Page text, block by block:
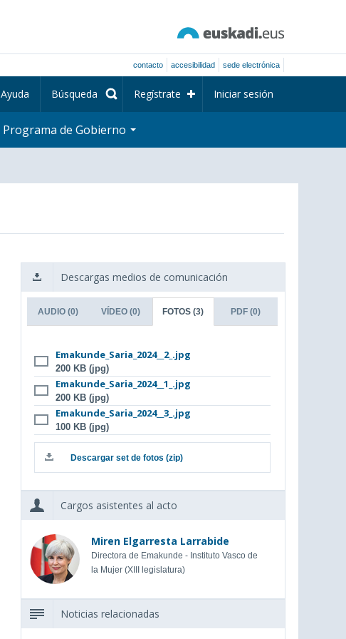
contacto accesibilidad sede electrónica
Ayuda Búsqueda Regístrate Iniciar sesión
Programa de Gobierno
Descargas medios de comunicación
AUDIO(0) VÍDEO(0) FOTOS (3) PDF (0)
Emakunde_Saria_2024__2_.jpg
200 KB (jpg)
Emakunde_Saria_2024__1_.jpg
200 KB (jpg)
Emakunde_Saria_2024__3_.jpg
100 KB (jpg)
Descargar set de fotos (zip)
Cargos asistentes al acto
Miren Elgarresta Larrabide
Directora de Emakunde - Instituto Vasco de
la Mujer (XIII legislatura)
Noticias relacionadas